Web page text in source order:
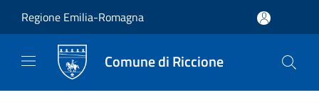
Regione Emilia-Romagna
Comune di Riccione